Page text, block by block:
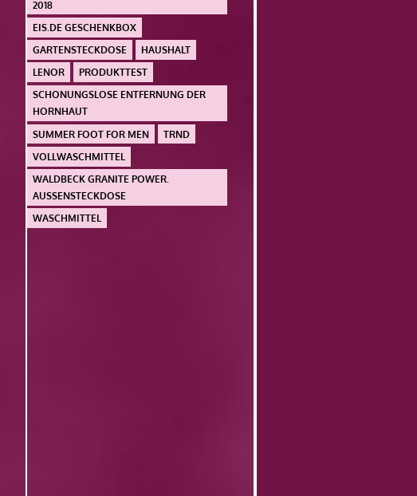
2018
EIS.DE GESCHENKBOX
GARTENSTECKDOSE
HAUSHALT
LENOR
PRODUKTTEST
SCHONUNGSLOSE ENTFERNUNG DER
HORNHAUT
SUMMER FOOT FOR MEN
TRND
VOLLWASCHMITTEL
WALDBECK GRANITE POWER.
AUSSENSTECKDOSE
WASCHMITTEL